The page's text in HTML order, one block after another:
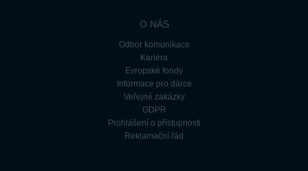
O NÁS
Odbor komunikace
Kariéra
Evropské fondy
Informace pro dárce
Veřejné zakázky
GDPR
Prohlášení o přístupnosti
Reklamační řád